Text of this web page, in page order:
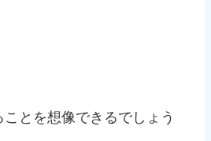
とを想像できるでしょう